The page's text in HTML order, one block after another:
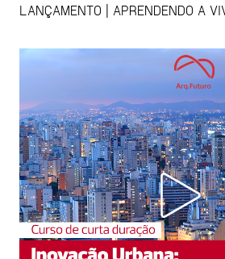
LANÇAMENTO | APRENDENDO A